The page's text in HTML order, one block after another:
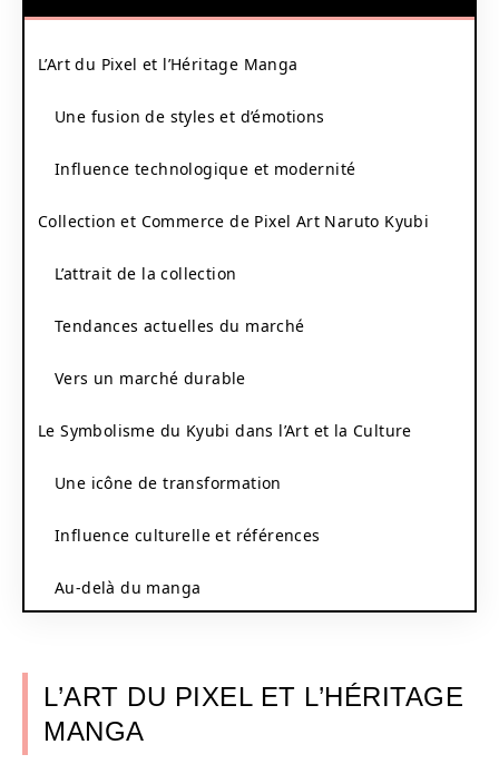
L’Art du Pixel et l’Héritage Manga
Une fusion de styles et d’émotions
Influence technologique et modernité
Collection et Commerce de Pixel Art Naruto Kyubi
L’attrait de la collection
Tendances actuelles du marché
Vers un marché durable
Le Symbolisme du Kyubi dans l’Art et la Culture
Une icône de transformation
Influence culturelle et références
Au-delà du manga
L’ART DU PIXEL ET L’HÉRITAGE
MANGA